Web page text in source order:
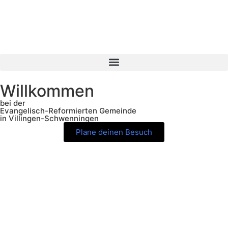
Willkommen
bei der
Evangelisch-Reformierten Gemeinde
in Villingen-Schwenningen
Plane deinen Besuch